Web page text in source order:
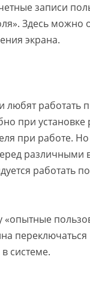
записи
Здесь можно
экрана.
любят работать
при
при работе.
различными
работать
системе.